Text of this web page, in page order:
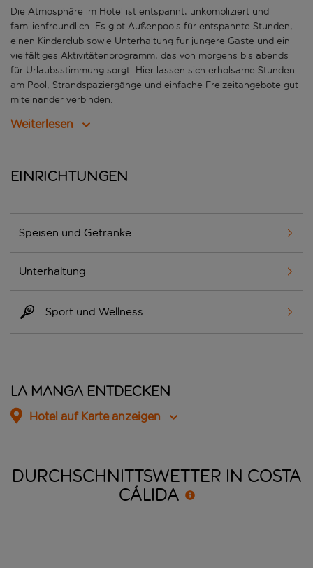
Die Atmosphäre im Hotel ist entspannt, unkompliziert und
familienfreundlich. Es gibt Außenpools für entspannte Stunden,
einen Kinderclub sowie Unterhaltung für jüngere Gäste und ein
vielfältiges Aktivitätenprogramm, das von morgens bis abends
für Urlaubsstimmung sorgt. Hier lassen sich erholsame Stunden
am Pool, Strandspaziergänge und einfache Freizeitangebote gut
miteinander verbinden.
Weiterlesen
Einrichtungen
Speisen und Getränke
Unterhaltung
Sport und Wellness
La Manga entdecken
Hotel auf Karte anzeigen
DURCHSCHNITTSWETTER IN COSTA
CÁLIDA